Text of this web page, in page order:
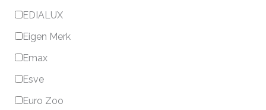
EDIALUX
Eigen Merk
Emax
Esve
Euro Zoo